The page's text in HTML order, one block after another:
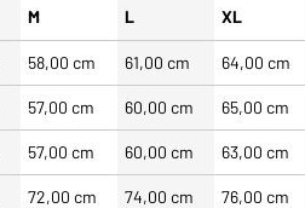
M L XL
58,00 cm 61,00 cm 64,00 cm
57,00 cm 60,00 cm 65,00 cm
57,00 cm 60,00 cm 63,00 cm
72,00 cm 74,00 cm 76,00 cm